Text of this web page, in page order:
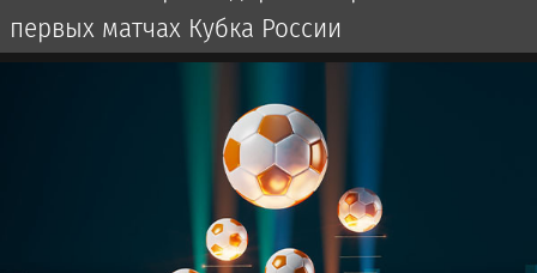
первых матчах Кубка России